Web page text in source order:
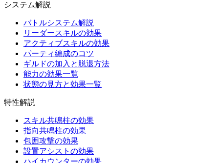
システム解説
バトルシステム解説
リーダースキルの効果
アクティブスキルの効果
パーティ編成のコツ
ギルドの加入と脱退方法
能力の効果一覧
状態の見方と効果一覧
特性解説
スキル共鳴柱の効果
指向共鳴柱の効果
包囲攻撃の効果
設置アシストの効果
ハイカウンターの効果